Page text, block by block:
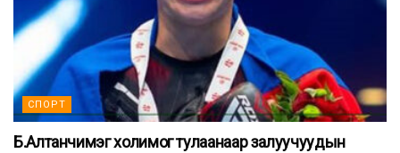
СПОРТ
Б.Алтанчимэг холимог тулаанаар залуучуудын